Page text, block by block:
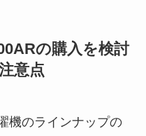
の購入を検討
意点
機のラインナップの